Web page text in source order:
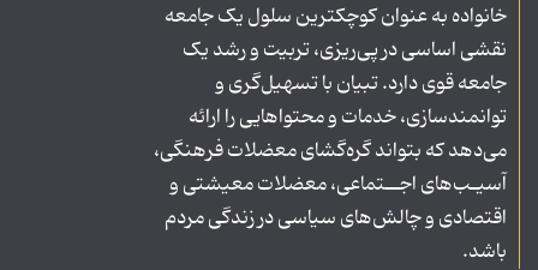
خانواده به عنوان کوچکترین سلول یک جامعه
نقشی اساسی در پی‌ریزی، تربیت و رشد یک
جامعه قوی دارد. تبیان با تسهیل‌گری و
توانمندسازی، خدمات و محتواهایی را ارائه
می‌دهد که بتواند گره‌گشای معضلات فرهنگی،
آسیـب‌های اجــتماعی، معضلات معیشتی و
اقتصادی و چالش‌های سیاسی در زندگی مردم
باشد.